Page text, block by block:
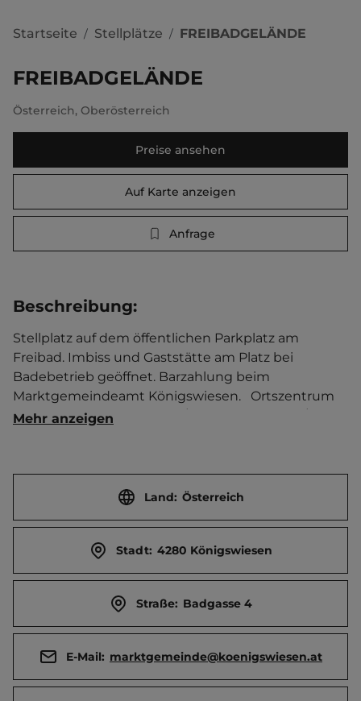
Startseite / Stellplätze / FREIBADGELÄNDE
FREIBADGELÄNDE
Österreich, Oberösterreich
Preise ansehen
Auf Karte anzeigen
Anfrage
Beschreibung:
Stellplatz auf dem öffentlichen Parkplatz am
Freibad. Imbiss und Gaststätte am Platz bei
Badebetrieb geöffnet. Barzahlung beim
Marktgemeindeamt Königswiesen.   Ortszentrum
500 m entfernt. Touristen-/Dauerstellplätze 3/0.
Mehr anzeigen
Land: Österreich
Stadt: 4280 Königswiesen
Straße: Badgasse 4
E-Mail: marktgemeinde@koenigswiesen.at